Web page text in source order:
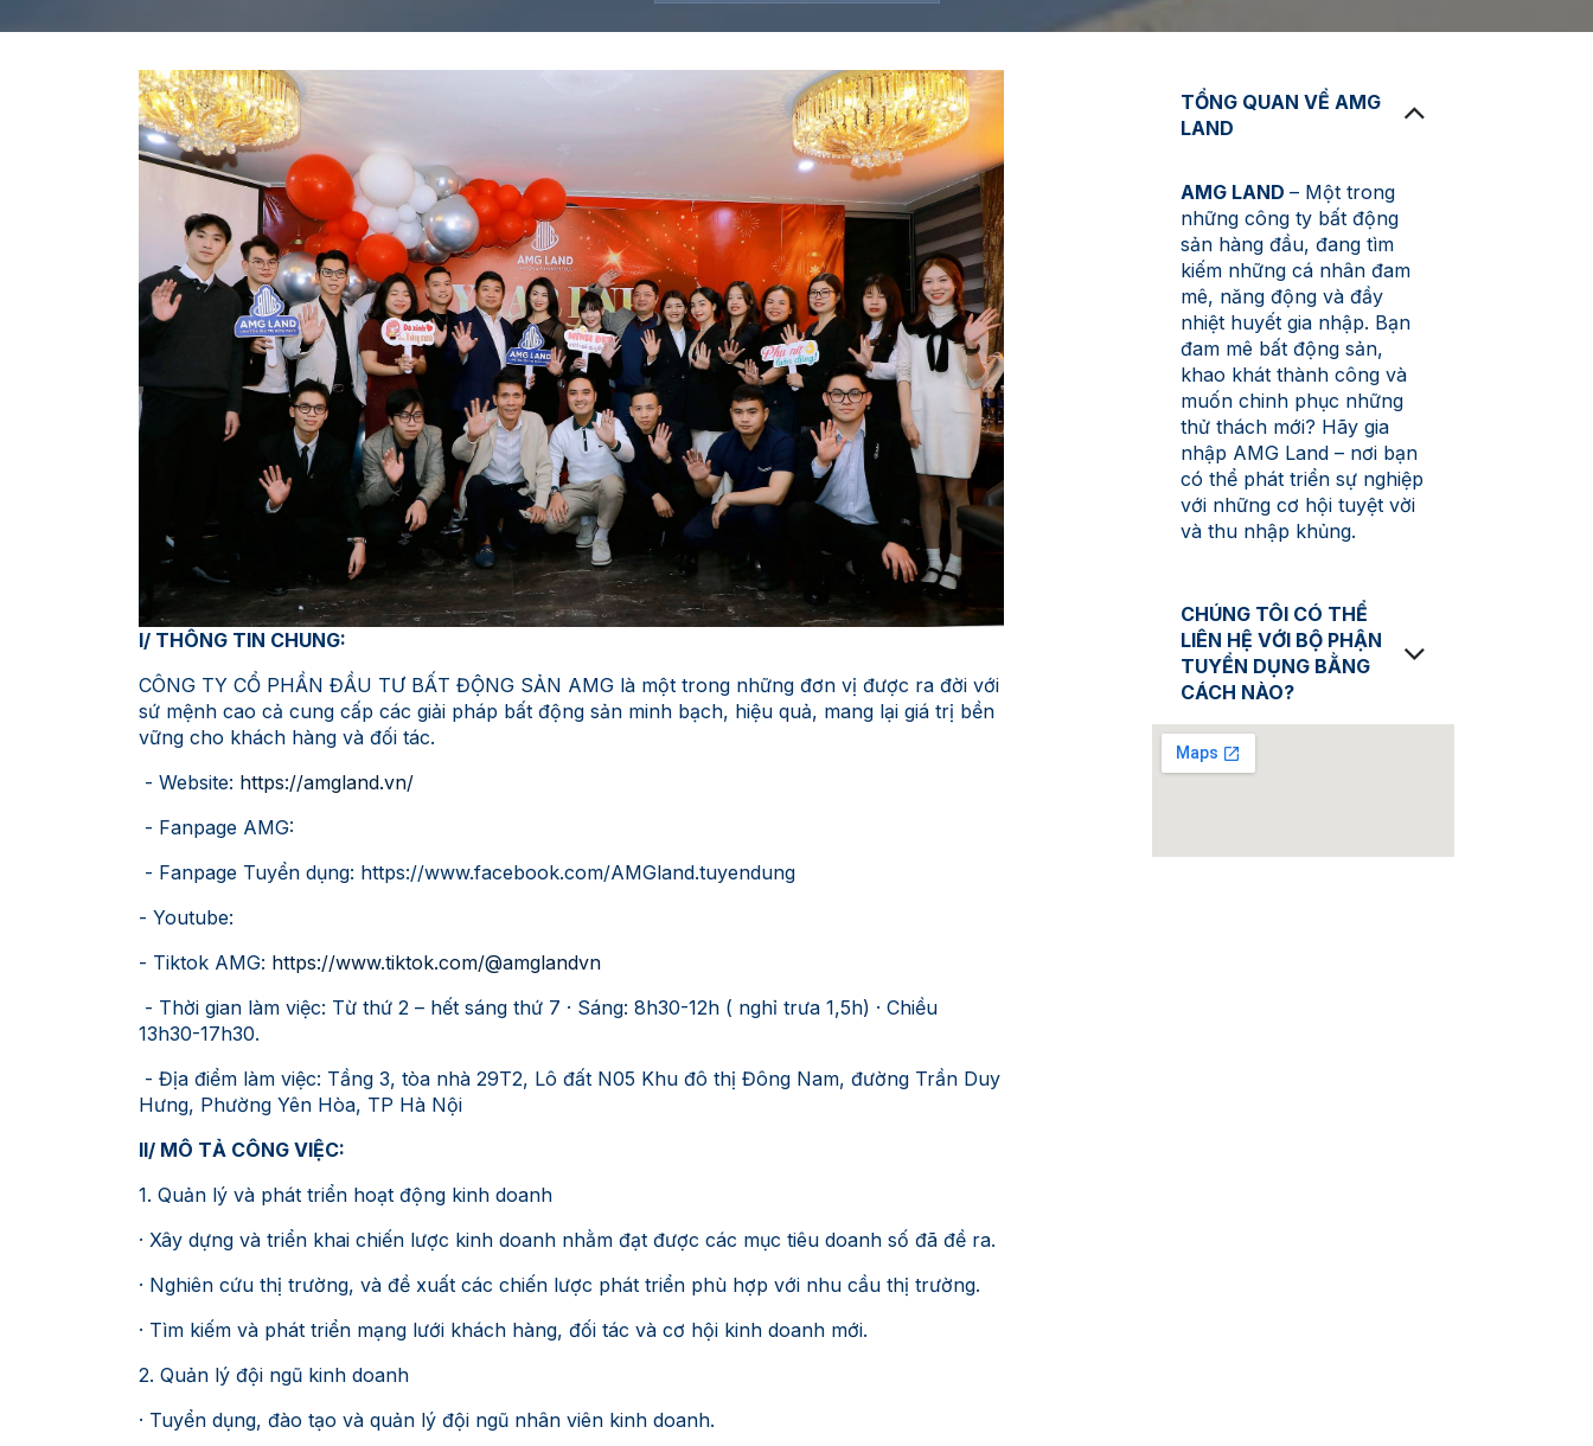
I/ THÔNG TIN CHUNG:
CÔNG TY CỔ PHẦN ĐẦU TƯ BẤT ĐỘNG SẢN AMG là một trong những đơn vị được ra đời với
sứ mệnh cao cả cung cấp các giải pháp bất động sản minh bạch, hiệu quả, mang lại giá trị bền
vững cho khách hàng và đối tác.
- Website: https://amgland.vn/
- Fanpage AMG:
- Fanpage Tuyển dụng: https://www.facebook.com/AMGland.tuyendung
- Youtube:
- Tiktok AMG: https://www.tiktok.com/@amglandvn
- Thời gian làm việc: Từ thứ 2 – hết sáng thứ 7 · Sáng: 8h30-12h ( nghỉ trưa 1,5h) · Chiều
13h30-17h30.
- Địa điểm làm việc: Tầng 3, tòa nhà 29T2, Lô đất N05 Khu đô thị Đông Nam, đường Trần Duy
Hưng, Phường Yên Hòa, TP Hà Nội
II/ MÔ TẢ CÔNG VIỆC:
1. Quản lý và phát triển hoạt động kinh doanh
· Xây dựng và triển khai chiến lược kinh doanh nhằm đạt được các mục tiêu doanh số đã đề ra.
· Nghiên cứu thị trường, và đề xuất các chiến lược phát triển phù hợp với nhu cầu thị trường.
· Tìm kiếm và phát triển mạng lưới khách hàng, đối tác và cơ hội kinh doanh mới.
2. Quản lý đội ngũ kinh doanh
· Tuyển dụng, đào tạo và quản lý đội ngũ nhân viên kinh doanh.
TỔNG QUAN VỀ AMG
LAND
AMG LAND – Một trong
những công ty bất động
sản hàng đầu, đang tìm
kiếm những cá nhân đam
mê, năng động và đầy
nhiệt huyết gia nhập. Bạn
đam mê bất động sản,
khao khát thành công và
muốn chinh phục những
thử thách mới? Hãy gia
nhập AMG Land – nơi bạn
có thể phát triển sự nghiệp
với những cơ hội tuyệt vời
và thu nhập khủng.
CHÚNG TÔI CÓ THỂ
LIÊN HỆ VỚI BỘ PHẬN
TUYỂN DỤNG BẰNG
CÁCH NÀO?